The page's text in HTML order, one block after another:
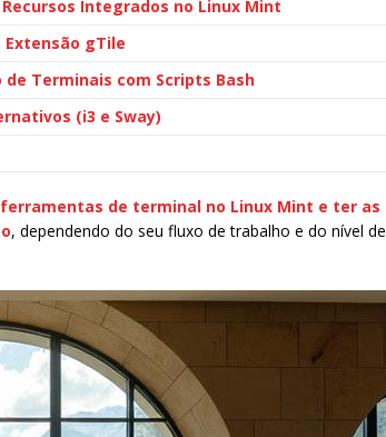
Integrados no Linux Mint
Extensão gTile
Terminais com Scripts Bash
(i3 e Sway)
de terminal no Linux Mint e ter as
, dependendo do seu fluxo de trabalho e do nível de